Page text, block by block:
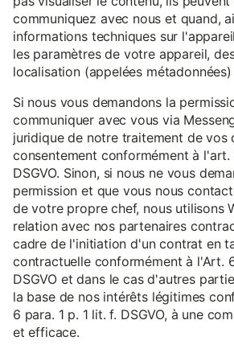
communiquez avec nous et quand,
informations techniques sur
les paramètres de votre appareil,
localisation (appelées
Si nous vous demandons la
communiquer avec vous via
juridique de notre traitement de vos
consentement conformément à l'art.
DSGVO. Sinon, si nous ne vous
permission et que vous nous
de votre propre chef, nous utilisons
relation avec nos partenaires
cadre de l'initiation d'un contrat en
contractuelle conformément à l'Art.
DSGVO et dans le cas d'autres
la base de nos intérêts légitimes
6 para. 1 p. 1 lit. f. DSGVO, à une
et efficace.